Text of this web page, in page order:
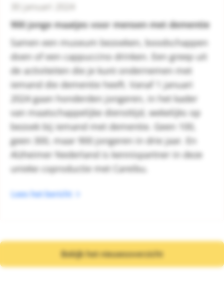
900 jonge maatjes voor mensen met dementie
30 januari 2024
Samen een museum bezoeken, boodschappen
doen of een cappuccino drinken. Een greep uit
de activiteiten die je kunt ondernemen met
iemand die dementie heeft. Vanaf 1 januari
2024 gaan honderden jongeren, in het kader
van maatschappelijke diensttijd, wekelijks op
bezoek bij iemand met dementie. Geen 100,
geen 300, maar 900 jongeren in drie jaar. En
Alzheimer Nederland is kennispartner in deze
unieke coproductie met Careibu.
Lees het bericht
Bekijk het nieuwsoverzicht